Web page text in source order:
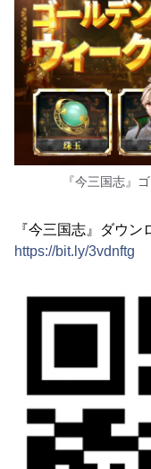
『今三国志』
『今三国志』ダウン
https://bit.ly/3vdnftg